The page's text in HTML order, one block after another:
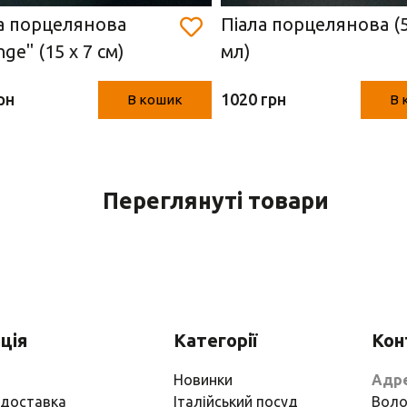
порцелянова
(15 х 7 см)
В кошик
Піала порцелянова
мл)
1020 грн В
Переглянуті товари
Категорії
Новинки
Італійський посуд